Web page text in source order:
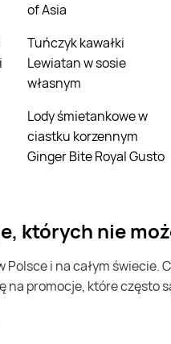
of Asia
Tuńczyk kawałki
Lewiatan w sosie
własnym
Lody śmietankowe w
ciastku korzennym
Ginger Bite Royal Gusto
których nie
promocje, które często